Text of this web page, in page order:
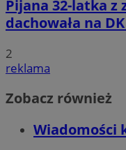
Pijana 32-latka z
dachowała na
2
reklama
Zobacz również
Wiadomości